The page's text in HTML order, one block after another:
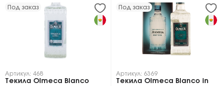
Под заказ
Артикул: 468
Текила Olmeca Blanco
Под заказ
Артикул: 6369
Текила Olmeca Blanco in